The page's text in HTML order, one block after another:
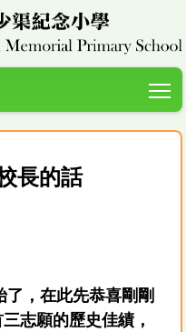
長的話
了，在此先恭喜剛剛
志願的歷史佳績，